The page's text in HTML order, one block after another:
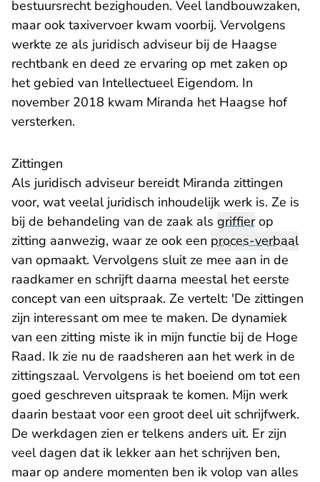
bestuursrecht bezighouden. Veel landbouwzaken,
maar ook taxivervoer kwam voorbij. Vervolgens
werkte ze als juridisch adviseur bij de Haagse
rechtbank en deed ze ervaring op met zaken op
het gebied van Intellectueel Eigendom. In
november 2018 kwam Miranda het Haagse hof
versterken.
Zittingen
Als juridisch adviseur bereidt Miranda zittingen
voor, wat veelal juridisch inhoudelijk werk is. Ze is
bij de behandeling van de zaak als griffierop
zitting aanwezig, waar ze ook een proces-verbaal
van opmaakt. Vervolgens sluit ze mee aan in de
raadkamer en schrijft daarna meestal het eerste
concept van een uitspraak. Ze vertelt: 'De zittingen
zijn interessant om mee te maken. De dynamiek
van een zitting miste ik in mijn functie bij de Hoge
Raad. Ik zie nu de raadsheren aan het werk in de
zittingszaal. Vervolgens is het boeiend om tot een
goed geschreven uitspraak te komen. Mijn werk
daarin bestaat voor een groot deel uit schrijfwerk.
De werkdagen zien er telkens anders uit. Er zijn
veel dagen dat ik lekker aan het schrijven ben,
maar op andere momenten ben ik volop van alles